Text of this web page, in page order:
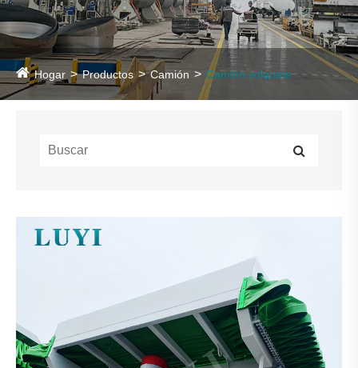
Hogar Productos Camión Camión volquete